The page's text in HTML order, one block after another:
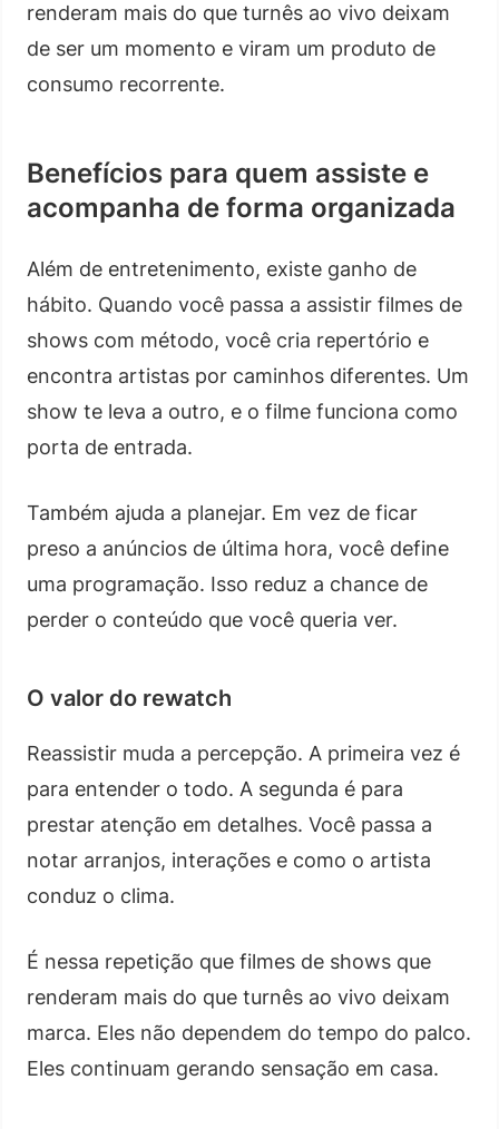
renderam mais do que turnês ao vivo deixam
de ser um momento e viram um produto de
consumo recorrente.
Benefícios para quem assiste e
acompanha de forma organizada
Além de entretenimento, existe ganho de
hábito. Quando você passa a assistir filmes de
shows com método, você cria repertório e
encontra artistas por caminhos diferentes. Um
show te leva a outro, e o filme funciona como
porta de entrada.
Também ajuda a planejar. Em vez de ficar
preso a anúncios de última hora, você define
uma programação. Isso reduz a chance de
perder o conteúdo que você queria ver.
O valor do rewatch
Reassistir muda a percepção. A primeira vez é
para entender o todo. A segunda é para
prestar atenção em detalhes. Você passa a
notar arranjos, interações e como o artista
conduz o clima.
É nessa repetição que filmes de shows que
renderam mais do que turnês ao vivo deixam
marca. Eles não dependem do tempo do palco.
Eles continuam gerando sensação em casa.